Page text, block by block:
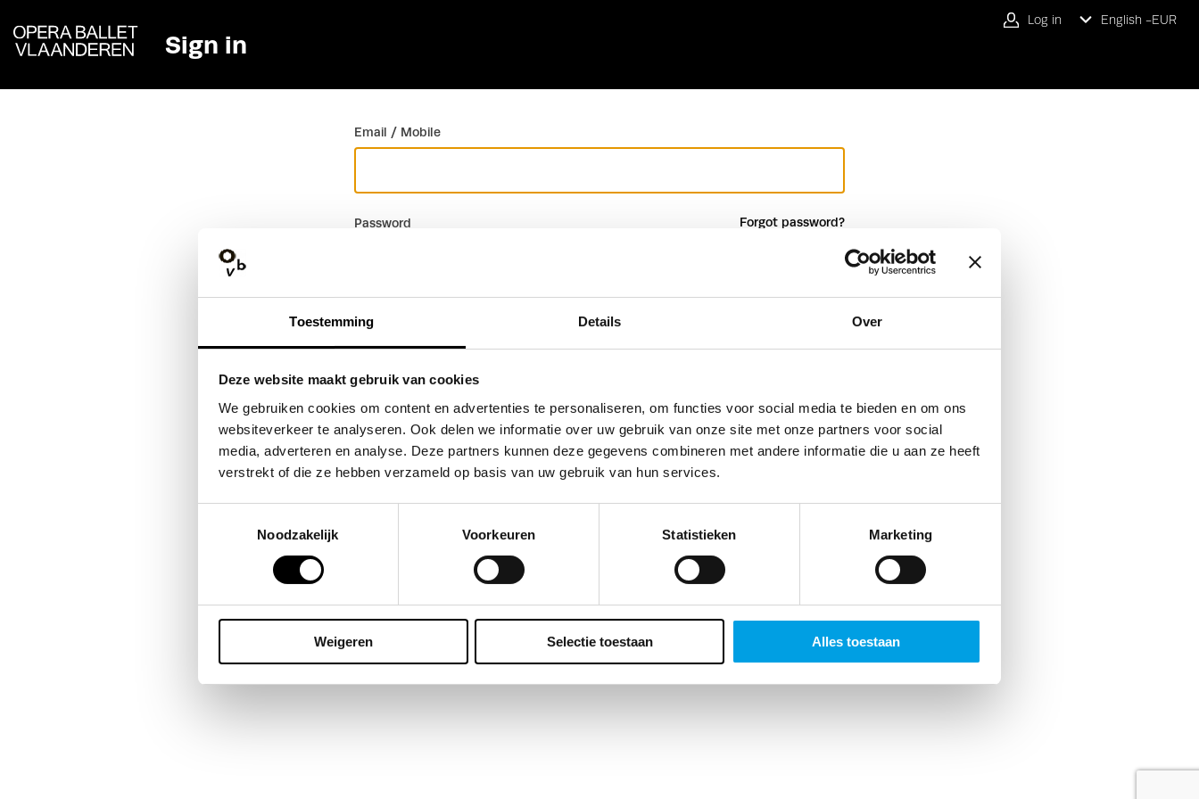
Toestemming Details Over
Deze website maakt gebruik van cookies
We gebruiken cookies om content en advertenties te personaliseren, om functies voor social media te bieden en om ons
websiteverkeer te analyseren. Ook delen we informatie over uw gebruik van onze site met onze partners voor social
media, adverteren en analyse. Deze partners kunnen deze gegevens combineren met andere informatie die u aan ze heeft
verstrekt of die ze hebben verzameld op basis van uw gebruik van hun services.
Noodzakelijk
Voorkeuren Statistieken Marketing
Weigeren Selectie toestaan Alles toestaan
Go back
Sign in
Log in English -EUR
Email / Mobile
Password Forgot password?
Beste klant, we vragen zo meteen naar je geboortedatum. Waarom? Enerzijds
omdat ons dat belangrijke inzichten geeft over de leeftijd van ons
publieksbestand maar er zit ook voor jou een bonus aan vast. Wat precies? Dat
blijft een verrassing voor je verjaardag. Vergeet het veld dus niet in te vullen.